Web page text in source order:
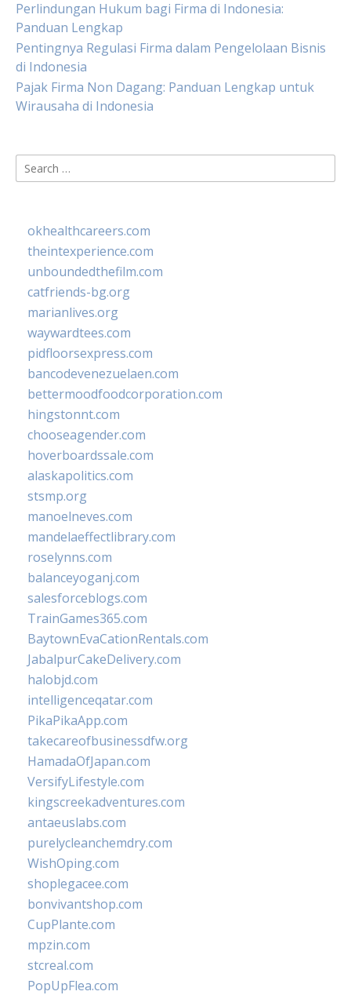
Perlindungan Hukum bagi Firma di Indonesia:
Panduan Lengkap
Pentingnya Regulasi Firma dalam Pengelolaan Bisnis
di Indonesia
Pajak Firma Non Dagang: Panduan Lengkap untuk
Wirausaha di Indonesia
Search
for:
okhealthcareers.com
theintexperience.com
unboundedthefilm.com
catfriends-bg.org
marianlives.org
waywardtees.com
pidfloorsexpress.com
bancodevenezuelaen.com
bettermoodfoodcorporation.com
hingstonnt.com
chooseagender.com
hoverboardssale.com
alaskapolitics.com
stsmp.org
manoelneves.com
mandelaeffectlibrary.com
roselynns.com
balanceyoganj.com
salesforceblogs.com
TrainGames365.com
BaytownEvaCationRentals.com
JabalpurCakeDelivery.com
halobjd.com
intelligenceqatar.com
PikaPikaApp.com
takecareofbusinessdfw.org
HamadaOfJapan.com
VersifyLifestyle.com
kingscreekadventures.com
antaeuslabs.com
purelycleanchemdry.com
WishOping.com
shoplegacee.com
bonvivantshop.com
CupPlante.com
mpzin.com
stcreal.com
PopUpFlea.com